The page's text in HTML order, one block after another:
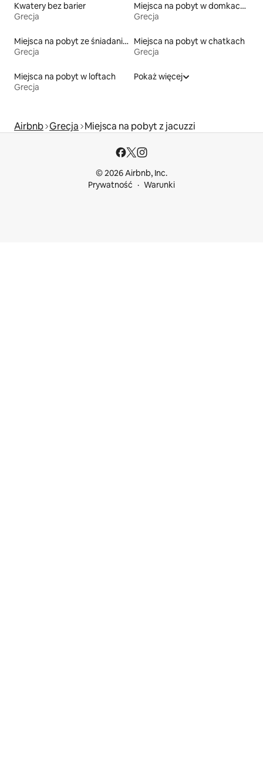
Kwatery bez barier
Grecja
Miejsca na pobyt w domkach parterowych
Grecja
Miejsca na pobyt ze śniadaniem
Grecja
Miejsca na pobyt w chatkach
Grecja
Miejsca na pobyt w loftach
Grecja
Pokaż więcej
Airbnb Grecja Miejsca na pobyt z jacuzzi
© 2026 Airbnb, Inc.
Prywatność
Warunki